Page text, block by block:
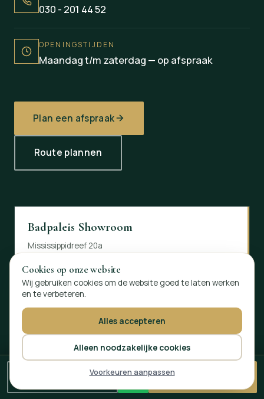
030 - 201 44 52
OPENINGSTIJDEN
Maandag t/m zaterdag — op afspraak
Plan een afspraak
Route plannen
Badpaleis Showroom
Mississippidreef 20a
Op afspraak geopend
Cookies op onze website
Wij gebruiken cookies om de website goed te laten werken
en te verbeteren.
Alles accepteren
Alleen noodzakelijke cookies
Voorkeuren aanpassen